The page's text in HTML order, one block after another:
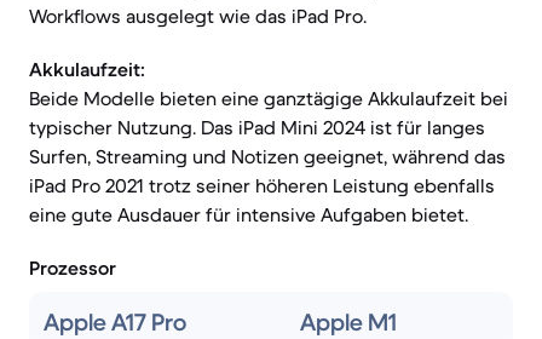
Workflows ausgelegt wie das iPad Pro.
Akkulaufzeit:
Beide Modelle bieten eine ganztägige Akkulaufzeit bei
typischer Nutzung. Das iPad Mini 2024 ist für langes
Surfen, Streaming und Notizen geeignet, während das
iPad Pro 2021 trotz seiner höheren Leistung ebenfalls
eine gute Ausdauer für intensive Aufgaben bietet.
Prozessor
Apple A17 Pro Apple M1